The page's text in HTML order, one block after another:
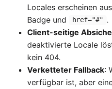
Locales erscheinen
Badge und
href="#" .
Client-seitige
deaktivierte Locale
kein 404.
Verketteter Fallback:
verfügbar ist, aber